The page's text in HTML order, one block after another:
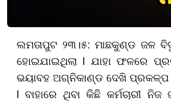
ଲମତାପୁଟ ୨୩।୫: ମାଛକୁଣ୍ଡ ଜଳ
ହୋଇଯାଇଥିଲା l ଯାହା ଫଳରେ
ଭୟାବହ ଅଗ୍ନିକାଣ୍ଡ ଦେଖି ପ୍ରକଳ୍ପ
l ବାହାରେ ଥିବା କିଛି କର୍ମଚାରୀ